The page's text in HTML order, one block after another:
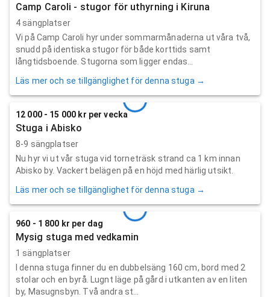
Camp Caroli - stugor för uthyrning i Kiruna
4 sängplatser
Vi på Camp Caroli hyr under sommarmånaderna ut våra två,
snudd på identiska stugor för både korttids samt
långtidsboende. Stugorna som ligger endas...
Läs mer och se tillgänglighet för denna stuga →
12 000 - 15 000 kr per vecka
Stuga i Abisko
8-9 sängplatser
Nu hyr vi ut vår stuga vid torneträsk strand ca 1 km innan
Abisko by. Vackert belägen på en höjd med härlig utsikt.
Läs mer och se tillgänglighet för denna stuga →
960 - 1 800 kr per dag
Mysig stuga med vedkamin
1 sängplatser
I denna stuga finner du en dubbelsäng 160 cm, bord med 2
stolar och en byrå. Lugnt läge på gård i utkanten av en liten
by, Masugnsbyn. Två andra st...